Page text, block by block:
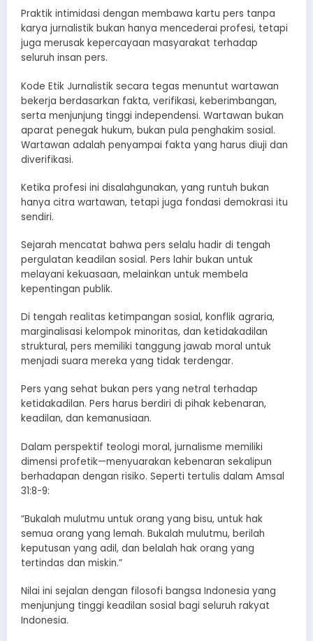
Praktik intimidasi dengan membawa kartu pers tanpa
karya jurnalistik bukan hanya mencederai profesi, tetapi
juga merusak kepercayaan masyarakat terhadap
seluruh insan pers.
Kode Etik Jurnalistik secara tegas menuntut wartawan
bekerja berdasarkan fakta, verifikasi, keberimbangan,
serta menjunjung tinggi independensi. Wartawan bukan
aparat penegak hukum, bukan pula penghakim sosial.
Wartawan adalah penyampai fakta yang harus diuji dan
diverifikasi.
Ketika profesi ini disalahgunakan, yang runtuh bukan
hanya citra wartawan, tetapi juga fondasi demokrasi itu
sendiri.
Sejarah mencatat bahwa pers selalu hadir di tengah
pergulatan keadilan sosial. Pers lahir bukan untuk
melayani kekuasaan, melainkan untuk membela
kepentingan publik.
Di tengah realitas ketimpangan sosial, konflik agraria,
marginalisasi kelompok minoritas, dan ketidakadilan
struktural, pers memiliki tanggung jawab moral untuk
menjadi suara mereka yang tidak terdengar.
Pers yang sehat bukan pers yang netral terhadap
ketidakadilan. Pers harus berdiri di pihak kebenaran,
keadilan, dan kemanusiaan.
Dalam perspektif teologi moral, jurnalisme memiliki
dimensi profetik—menyuarakan kebenaran sekalipun
berhadapan dengan risiko. Seperti tertulis dalam Amsal
31:8-9:
“Bukalah mulutmu untuk orang yang bisu, untuk hak
semua orang yang lemah. Bukalah mulutmu, berilah
keputusan yang adil, dan belalah hak orang yang
tertindas dan miskin.”
Nilai ini sejalan dengan filosofi bangsa Indonesia yang
menjunjung tinggi keadilan sosial bagi seluruh rakyat
Indonesia.